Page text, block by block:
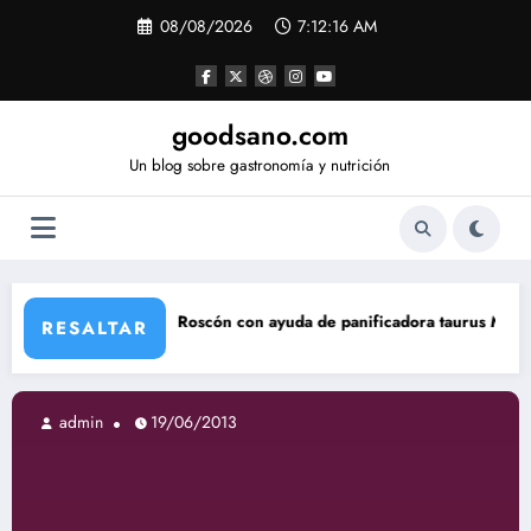
08/08/2026 7:12:17 AM
goodsano.com
Un blog sobre gastronomía y nutrición
RESALTAR
Roscón con ayuda de panificadora taurus My Bread Tartas
19/06/2013